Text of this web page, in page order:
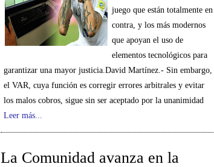
juego que están totalmente en
contra, y los más modernos
que apoyan el uso de
elementos tecnológicos para
garantizar una mayor justicia.David Martínez.- Sin embargo,
el VAR, cuya función es corregir errores arbitrales y evitar
los malos cobros, sigue sin ser aceptado por la unanimidad
Leer más...
La Comunidad avanza en la